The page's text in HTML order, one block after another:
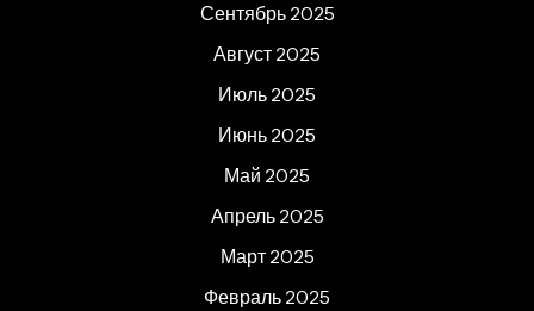
Сентябрь 2025
Август 2025
Июль 2025
Июнь 2025
Май 2025
Апрель 2025
Март 2025
Февраль 2025